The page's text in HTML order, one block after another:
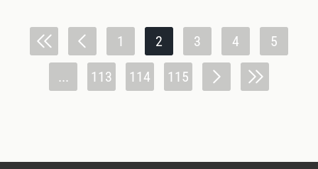
1 2 3 4 5
... 113 114 115